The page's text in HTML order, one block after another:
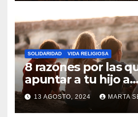
SOLIDARIDAD VIDA RELIGIOSA
8 razones por las
apuntar a tu hijo a
Catequesis
13 AGOSTO, 2024 MARTA